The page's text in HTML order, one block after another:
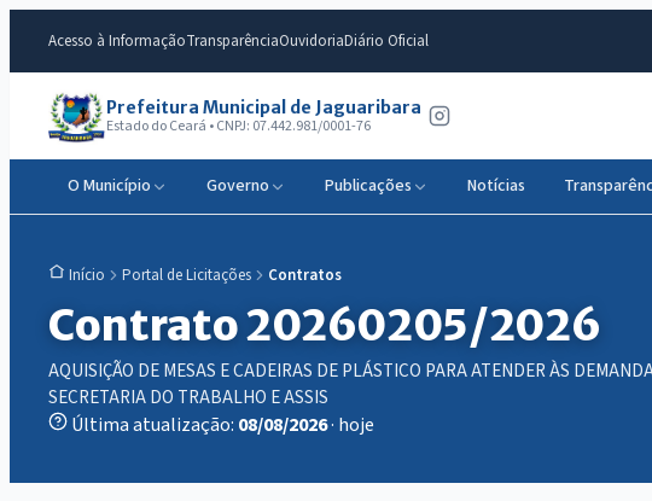
Acesso à InformaçãoTransparênciaOuvidoriaDiário Oficial
Prefeitura Municipal de Jaguaribara
Estado do Ceará • CNPJ: 07.442.981/0001-76
O Município Governo Publicações Notícias
Início Portal de Licitações Contratos
Contrato 20260205/2026
AQUISIÇÃO DE MESAS E CADEIRAS DE PLÁSTICO PARA ATENDER ÀS
SECRETARIA DO TRABALHO E ASSIS
Última atualização: 08/08/2026· hoje